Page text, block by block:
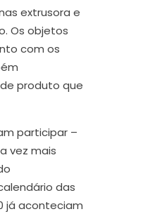
extrusora e
Os objetos
com os
produto que
participar –
vez mais
das
já aconteciam